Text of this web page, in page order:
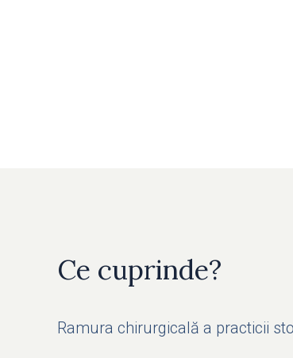
Ce cuprinde?
Ramura chirurgicală a practicii